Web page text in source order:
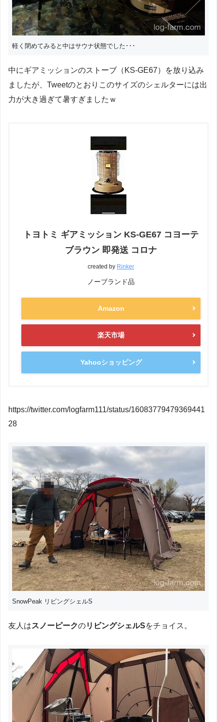
軽く閉めてみると中はサウナ状態でした･･･
中にギアミッションのストーブ（KS-GE67）を放り込み
ましたが、Tweetのとおりこのサイズのシェルターには出
力が大き過ぎて暑すぎましたｗ
トヨトミ ギアミッション KS-GE67 コヨーテ
ブラウン 即発送 コロナ
created by Rinker
ノーブランド品
Amazon
楽天市場
Yahooショッピング
https://twitter.com/logfarm111/status/16083779479369441
28
SnowPeak リビングシェルS
友人はスノーピークのリビングシェルSをチョイス。